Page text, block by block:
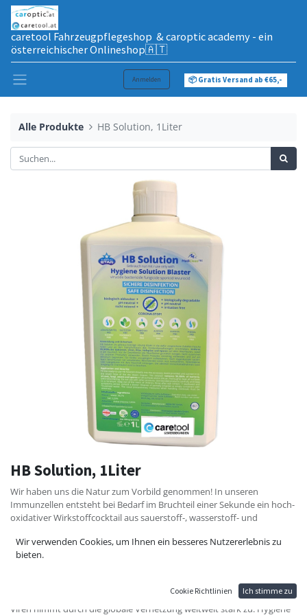
caretool Fahrzeugpflegeshop & caroptic academy - ein
österreichischer Onlineshop🇦🇹
Anmelden 📦 Gratis Versand ab €65,-
Alle Produkte HB Solution, 1Liter
HB Solution, 1Liter
Wir haben uns die Natur zum Vorbild genommen! In unseren
Immunzellen entsteht bei Bedarf im Bruchteil einer Sekunde ein hoch-
oxidativer Wirkstoffcocktail aus sauerstoff-, wasserstoff- und
krankheitserregende Mikroben unschädlich zu machen. Die HB
Solution wurde in Anlehnung an diesen Vorgang entwickelt: 100% frei
LÖSUNGSMITTEL FREI DUFTSTOFF FREI FARBSTOFF FREI ALDEHYD
FREI ALKOHOL FREI PHENOL FREI Die Verbreitung von Bakterien und
Viren nimmt durch die globale Vernetzung weltweit stark zu. Hygiene
Wir verwenden Cookies, um Ihnen ein besseres Nutzererlebnis zu
bieten.
Cookie Richtlinien Ich stimme zu